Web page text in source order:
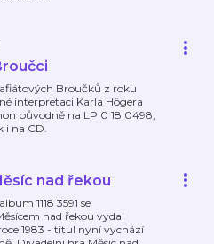
Broučků z roku
interpretaci Karla Högera
původně na LP 0 18 0498,
i na CD.
nad řekou
1118 3591 se
nad řekou vydal
1983 - titul nyní vychází